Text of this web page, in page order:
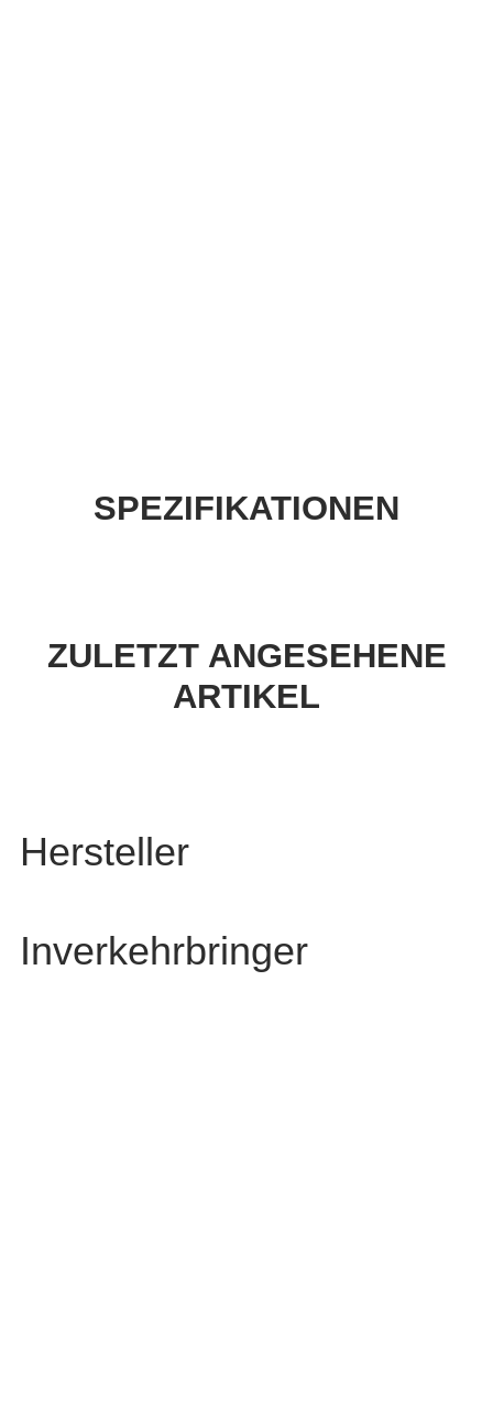
SPEZIFIKATIONEN
ZULETZT ANGESEHENE
ARTIKEL
Hersteller
Inverkehrbringer